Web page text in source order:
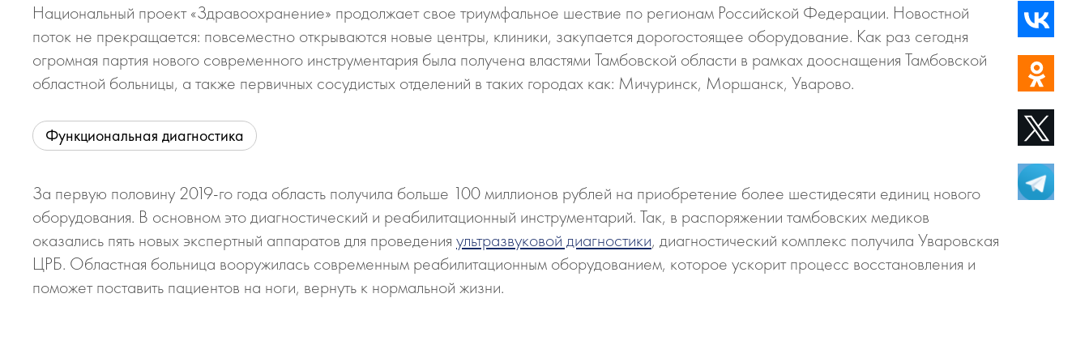
Национальный проект «Здравоохранение» продолжает свое триумфальное шествие по регионам Российской Федерации. Новостной
поток не прекращается: повсеместно открываются новые центры, клиники, закупается дорогостоящее оборудование. Как раз сегодня
огромная партия нового современного инструментария была получена властями Тамбовской области в рамках дооснащения Тамбовской
областной больницы, а также первичных сосудистых отделений в таких городах как: Мичуринск, Моршанск, Уварово.
Функциональная диагностика
За первую половину 2019-го года область получила больше 100 миллионов рублей на приобретение более шестидесяти единиц нового
оборудования. В основном это диагностический и реабилитационный инструментарий. Так, в распоряжении тамбовских медиков
оказались пять новых экспертный аппаратов для проведения ультразвуковой диагностики, диагностический комплекс получила Уваровская
ЦРБ. Областная больница вооружилась современным реабилитационным оборудованием, которое ускорит процесс восстановления и
поможет поставить пациентов на ноги, вернуть к нормальной жизни.